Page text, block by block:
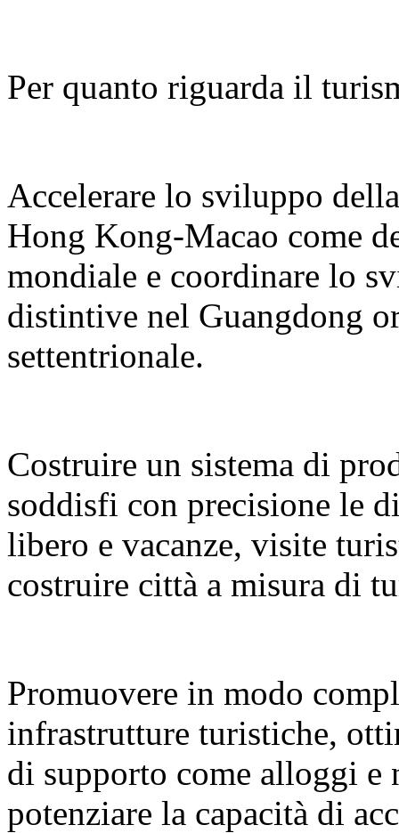
Per quanto riguarda il
Accelerare lo sviluppo
Hong Kong-Macao come
mondiale e coordinare lo
distintive nel Guangdong
settentrionale.
Costruire un sistema di
soddisfi con precisione le
libero e vacanze, visite
costruire città a misura di
Promuovere in modo
infrastrutture turistiche,
di supporto come alloggi e
potenziare la capacità di